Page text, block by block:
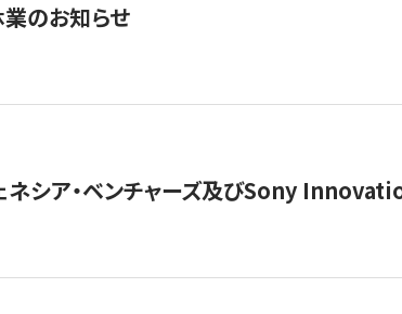
のお知らせ
ネシア・ベンチャーズ及びSony